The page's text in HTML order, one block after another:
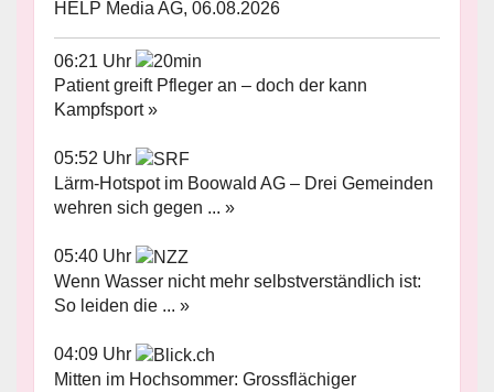
HELP Media AG, 06.08.2026
06:21 Uhr
Patient greift Pfleger an – doch der kann
Kampfsport »
05:52 Uhr
Lärm-Hotspot im Boowald AG – Drei Gemeinden
wehren sich gegen ... »
05:40 Uhr
Wenn Wasser nicht mehr selbstverständlich ist:
So leiden die ... »
04:09 Uhr
Mitten im Hochsommer: Grossflächiger